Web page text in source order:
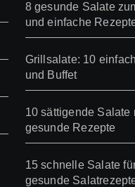
8 gesunde Salate
und einfache
Grillsalate: 10
und Buffet
10 sättigende Salate
gesunde Rezepte
15 schnelle Salate
gesunde